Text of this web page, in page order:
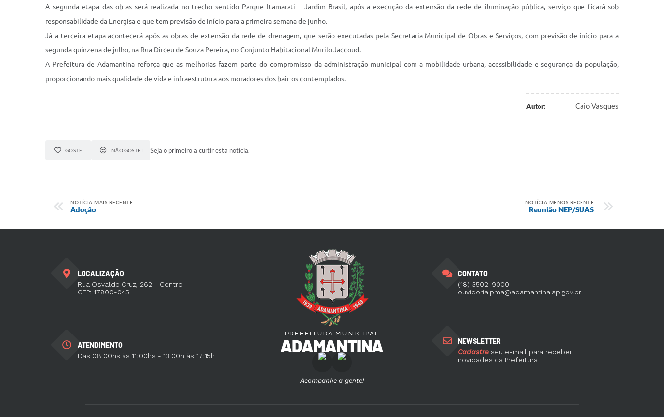
A segunda etapa das obras será realizada no trecho sentido Parque Itamarati – Jardim Brasil, após a execução da extensão da rede de iluminação pública, serviço que ficará sob
responsabilidade da Energisa e que tem previsão de início para a primeira semana de junho.
Já a terceira etapa acontecerá após as obras de extensão da rede de drenagem, que serão executadas pela Secretaria Municipal de Obras e Serviços, com previsão de início para a
segunda quinzena de julho, na Rua Dirceu de Souza Pereira, no Conjunto Habitacional Murilo Jaccoud.
A Prefeitura de Adamantina reforça que as melhorias fazem parte do compromisso da administração municipal com a mobilidade urbana, acessibilidade e segurança da população,
proporcionando mais qualidade de vida e infraestrutura aos moradores dos bairros contemplados.
Autor: Caio Vasques
GOSTEI NÃO GOSTEI Seja o primeiro a curtir esta notícia.
NOTÍCIA MAIS RECENTE
Adoção
NOTÍCIA MENOS RECENTE
Reunião NEP/SUAS
Acompanhe a gente!
LOCALIZAÇÃO
Rua Osvaldo Cruz, 262 - Centro
CEP: 17800-045
CONTATO
(18) 3502-9000
ouvidoria.pma@adamantina.sp.gov.br
ATENDIMENTO
Das 08:00hs às 11:00hs - 13:00h às 17:15h
NEWSLETTER
Cadastreseu e-mail para receber
novidades da Prefeitura